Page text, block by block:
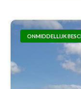
ONMIDDELLIJK